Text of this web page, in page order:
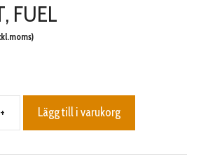
FUEL
GROMMET,
mängd
+ Lägg till i varukorg